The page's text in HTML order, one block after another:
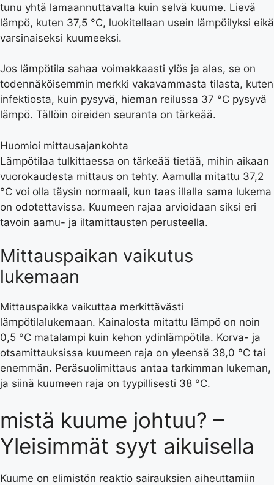
tunu yhtä lamaannuttavalta kuin selvä kuume. Lievä
lämpö, kuten 37,5 °C, luokitellaan usein lämpöilyksi eikä
varsinaiseksi kuumeeksi.
Jos lämpötila sahaa voimakkaasti ylös ja alas, se on
todennäköisemmin merkki vakavammasta tilasta, kuten
infektiosta, kuin pysyvä, hieman reilussa 37 °C pysyvä
lämpö. Tällöin oireiden seuranta on tärkeää.
Huomioi mittausajankohta
Lämpötilaa tulkittaessa on tärkeää tietää, mihin aikaan
vuorokaudesta mittaus on tehty. Aamulla mitattu 37,2
°C voi olla täysin normaali, kun taas illalla sama lukema
on odotettavissa. Kuumeen rajaa arvioidaan siksi eri
tavoin aamu- ja iltamittausten perusteella.
Mittauspaikan vaikutus
lukemaan
Mittauspaikka vaikuttaa merkittävästi
lämpötilalukemaan. Kainalosta mitattu lämpö on noin
0,5 °C matalampi kuin kehon ydinlämpötila. Korva- ja
otsamittauksissa kuumeen raja on yleensä 38,0 °C tai
enemmän. Peräsuolimittaus antaa tarkimman lukeman,
ja siinä kuumeen raja on tyypillisesti 38 °C.
mistä kuume johtuu? –
Yleisimmät syyt aikuisella
Kuume on elimistön reaktio sairauksien aiheuttamiin